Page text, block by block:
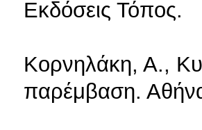
Εκδόσεις Τόπος.
Κορνηλάκη, Α.,
παρέμβαση.